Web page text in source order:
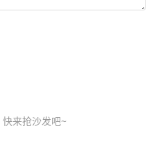
来抢沙发吧~